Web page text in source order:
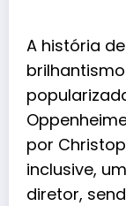
A história
por
inclusive,
diretor,